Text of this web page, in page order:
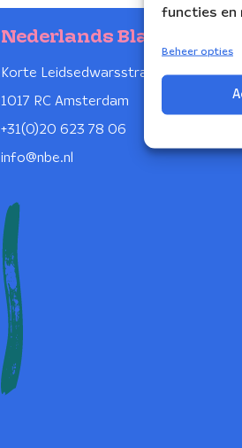
functies en
Beheer opties
Nederlands Blazers
Korte Leidsedwarsstraat 12
1017 RC Amsterdam
+31(0)20 623 78 06
info@nbe.nl